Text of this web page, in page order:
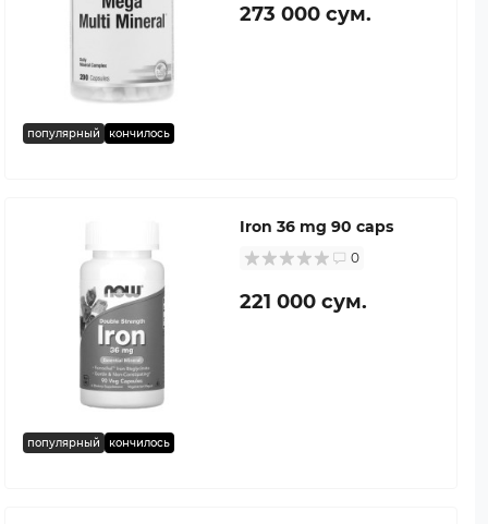
популярный кончилось
273 000 сум.
популярный кончилось
Iron 36 mg 90 caps
0
221 000 сум.